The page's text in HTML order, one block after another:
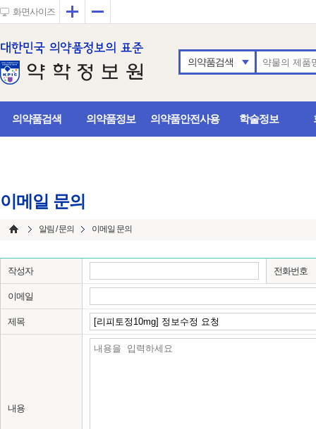
화면사이즈 확대
의약품검색
의약품검색 의약품정보 의약품안전사용 학술정보
이메일 문의
알림 / 문의 이메일 문의
작성자 전화번호
이메일
제목
내용